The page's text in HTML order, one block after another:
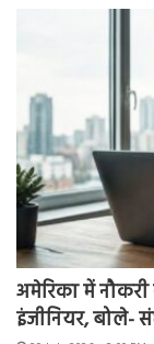
अमेरिका में
इंजीनियर, बोले-